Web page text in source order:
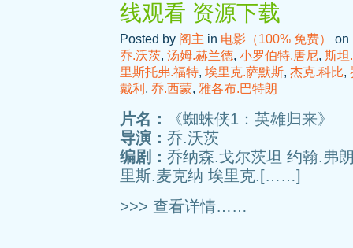
线观看 资源下载
Posted by 阁主 in 电影（100% 免费）
on
乔.沃茨, 汤姆.赫兰德, 小罗伯特.唐尼, 斯坦
里斯托弗.福特, 埃里克.萨默斯, 杰克.科比,
戴利 , 乔.西蒙, 雅各布.巴特朗
片名：
《蜘蛛侠1：英雄归来》
导演： 乔.沃茨
编剧： 乔纳森.戈尔茨坦 约翰.弗
里斯.麦克纳 埃里克.[……]
>>> 查看详情……